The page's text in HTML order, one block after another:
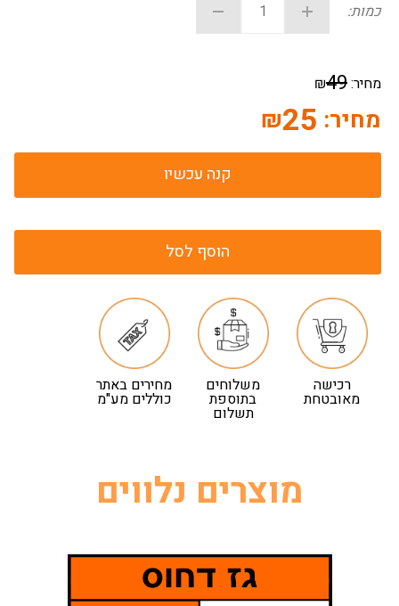
כמות:
מחיר:49
₪
מחיר: 25
₪
קנה עכשיו
הוסף לסל
רכישה
מאובטחת
משלוחים
בתוספת
תשלום
מחירים באתר
כוללים מע"מ
מוצרים נלווים